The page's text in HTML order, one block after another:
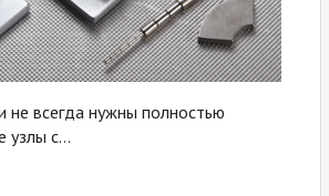
всегда нужны полностью
узлы с...